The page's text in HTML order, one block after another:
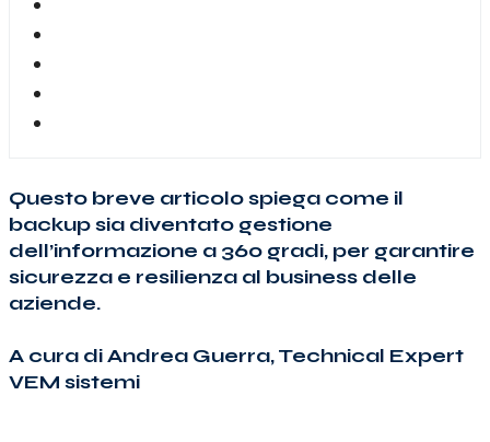
Questo breve articolo spiega come il
backup sia diventato gestione
dell’informazione a 360 gradi, per garantire
sicurezza e resilienza al business delle
aziende.
A cura di Andrea Guerra, Technical Expert
VEM sistemi